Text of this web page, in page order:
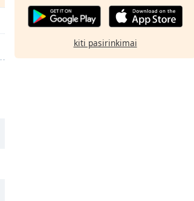
kiti pasirinkimai